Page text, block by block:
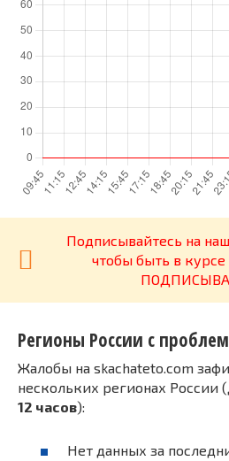
Подписывайтесь на
чтобы быть в курсе
Регионы России с
Жалобы на skachateto.com
нескольких регионах России
12 часов):
Нет данных за